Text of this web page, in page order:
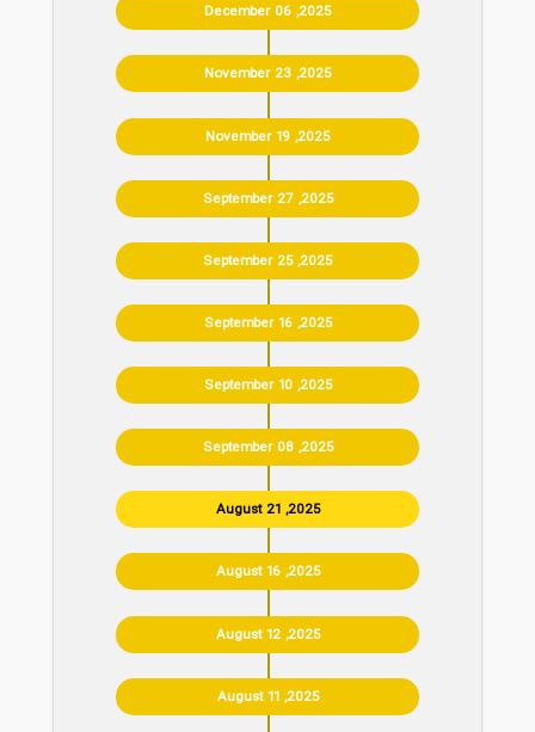
December 06 ,2025
November 23 ,2025
November 19 ,2025
September 27 ,2025
September 25 ,2025
September 16 ,2025
September 10 ,2025
September 08 ,2025
August 21 ,2025
August 16 ,2025
August 12 ,2025
August 11 ,2025